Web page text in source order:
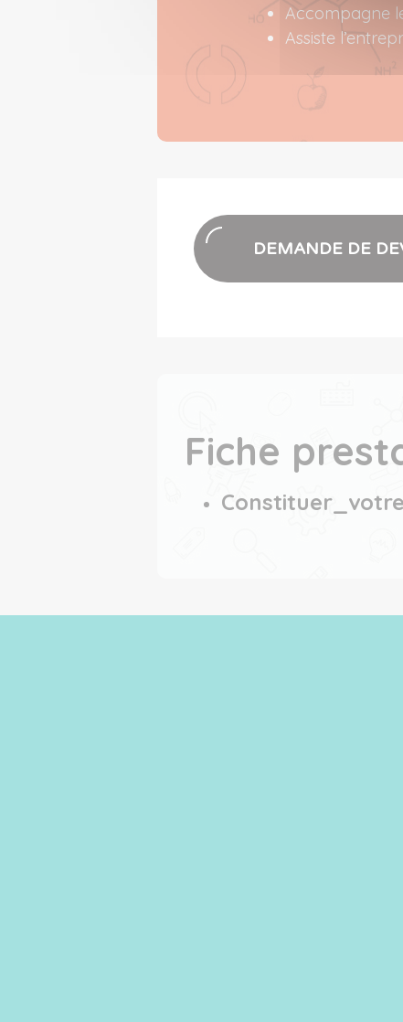
Accompagne
Assiste
DEMANDE DE
Fiche